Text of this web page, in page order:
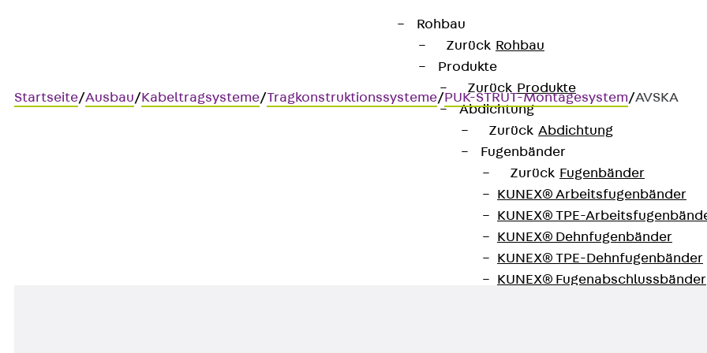
Rohbau
Zurück Rohbau
Produkte
Zurück Produkte
Abdichtung
Zurück Abdichtung
Fugenbänder
Zurück Fugenbänder
KUNEX® Arbeitsfugenbänder
KUNEX® TPE-
KUNEX® Dehnfugenbänder
KUNEX® TPE-Dehnfugenbänder
KUNEX® Fugenabschlussbänder
Startseite/Ausbau/Kabeltragsysteme/Tragkonstruktionssysteme/PUK-STRUT-Montagesystem/AVSKA